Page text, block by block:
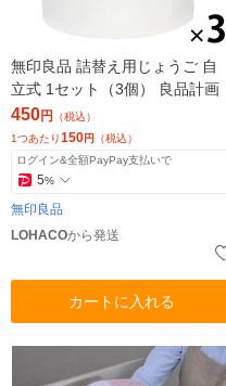
無印良品 詰替え用じょうご 自
立式 1セット（3個） 良品計画
450円
（税込）
1つあたり150円 （税込）
ログイン&全額PayPay支払いで
5%
無印良品
LOHACOから発送
カートに入れる